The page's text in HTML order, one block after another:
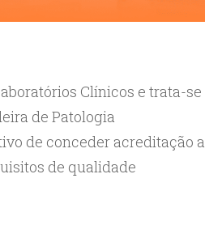
Clínicos e trata-se
de Patologia
de conceder acreditação a
de qualidade